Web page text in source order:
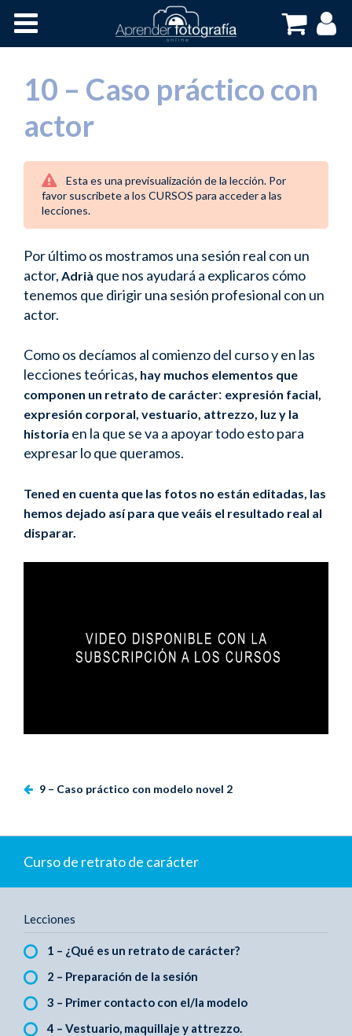
10 – Caso práctico con
actor
Esta es una previsualización de la lección. Por
favor suscribete a los CURSOS para acceder a las
lecciones.
Por último os mostramos una sesión real con un
actor, Adrià que nos ayudará a explicaros cómo
tenemos que dirigir una sesión profesional con un
actor.
Como os decíamos al comienzo del curso y en las
lecciones teóricas, hay muchos elementos que
componen un retrato de carácter: expresión facial,
expresión corporal, vestuario, attrezzo, luz y la
historia en la que se va a apoyar todo esto para
expresar lo que queramos.
Tened en cuenta que las fotos no están editadas, las
hemos dejado así para que veáis el resultado real al
disparar.
9 – Caso práctico con modelo novel 2
Curso de retrato de carácter
Lecciones
1 – ¿Qué es un retrato de carácter?
2 – Preparación de la sesión
3 – Primer contacto con el/la modelo
4 – Vestuario, maquillaje y attrezzo.